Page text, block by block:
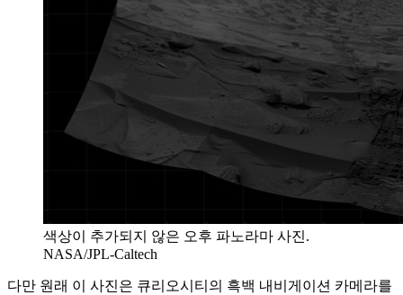
색상이 추가되지 않은 오후 파노라마 사진.
NASA/JPL-Caltech
다만 원래 이 사진은 큐리오시티의 흑백 내비게이션 카메라를